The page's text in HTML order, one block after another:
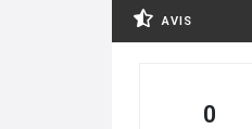
AVIS
0